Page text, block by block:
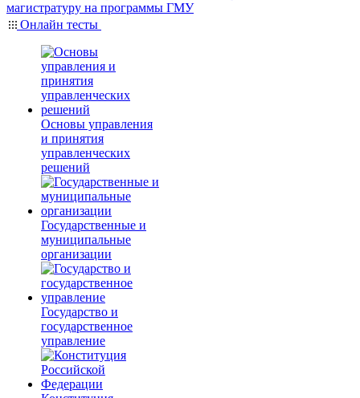
Онлайн тесты
Основы управления
и принятия
управленческих
решений
Государственные и
муниципальные
организации
Государство и
государственное
управление